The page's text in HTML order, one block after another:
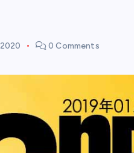
0 Comments